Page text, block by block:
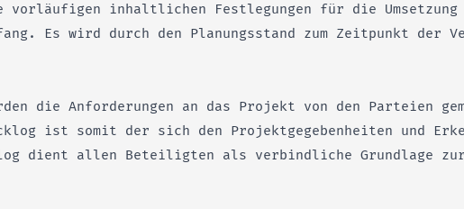
inhaltlichen Festlegungen für die Umsetzung
Es wird durch den Planungsstand zum Zeitpunkt der
die Anforderungen an das Projekt von den Parteien
ist somit der sich den Projektgegebenheiten und
dient allen Beteiligten als verbindliche Grundlage